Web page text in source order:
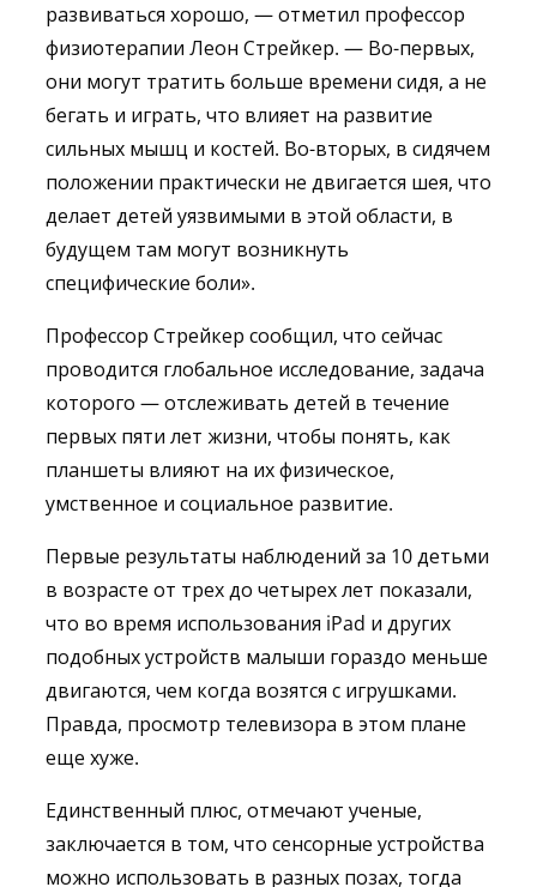
развиваться хорошо, — отметил профессор
физиотерапии Леон Стрейкер. — Во-первых,
они могут тратить больше времени сидя, а не
бегать и играть, что влияет на развитие
сильных мышц и костей. Во-вторых, в сидячем
положении практически не двигается шея, что
делает детей уязвимыми в этой области, в
будущем там могут возникнуть
специфические боли».
Профессор Стрейкер сообщил, что сейчас
проводится глобальное исследование, задача
которого — отслеживать детей в течение
первых пяти лет жизни, чтобы понять, как
планшеты влияют на их физическое,
умственное и социальное развитие.
Первые результаты наблюдений за 10 детьми
в возрасте от трех до четырех лет показали,
что во время использования iPad и других
подобных устройств малыши гораздо меньше
двигаются, чем когда возятся с игрушками.
Правда, просмотр телевизора в этом плане
еще хуже.
Единственный плюс, отмечают ученые,
заключается в том, что сенсорные устройства
можно использовать в разных позах, тогда